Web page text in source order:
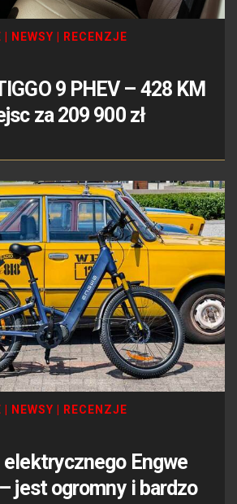
NEWSY
RECENZJE
9 PHEV – 428 KM
za 209 900 zł
NEWSY
RECENZJE
Engwe
jest ogromny i bardzo